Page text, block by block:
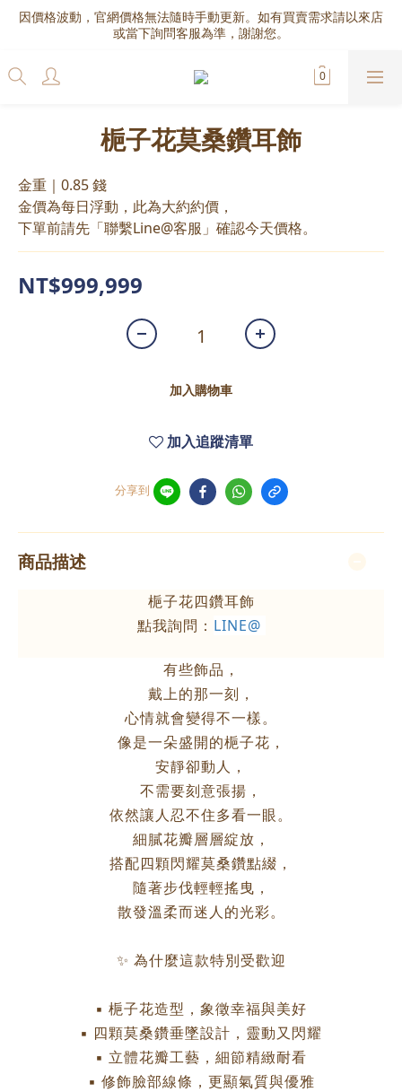
因價格波動，官網價格無法隨時手動更新。如有買賣需求請以來店
或當下詢問客服為準，謝謝您。
梔子花莫桑鑽耳飾
金重｜0.85 錢
金價為每日浮動，此為大約約價，
下單前請先「聯繫Line@客服」確認今天價格。
NT$999,999
加入購物車
加入追蹤清單
分享到
商品描述
梔子花四鑽耳飾
點我詢問： LINE@
有些飾品，
戴上的那一刻，
心情就會變得不一樣。
像是一朵盛開的梔子花，
安靜卻動人，
不需要刻意張揚，
依然讓人忍不住多看一眼。
細膩花瓣層層綻放，
搭配四顆閃耀莫桑鑽點綴，
隨著步伐輕輕搖曳，
散發溫柔而迷人的光彩。
✨ 為什麼這款特別受歡迎
▪ 梔子花造型，象徵幸福與美好
▪ 四顆莫桑鑽垂墜設計，靈動又閃耀
▪ 立體花瓣工藝，細節精緻耐看
▪ 修飾臉部線條，更顯氣質與優雅